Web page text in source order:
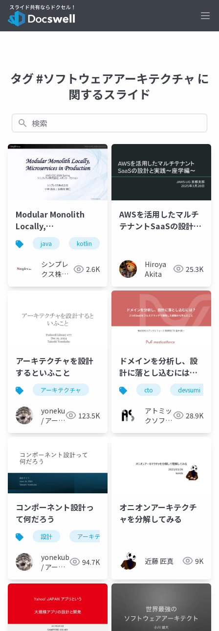
タグ #ソフトウェアアーキテクチャ に
関するスライド
検索
Modular Monolith
Locally,
Microservices in
Production
java kotlin
シンプレ
クス株式
2.6K
AWSを活用したマルチ
テナントSaaSの設計と
Hiroya
Akita
25.3K
アーキテクチャを設計
するといふこと
アーキテクチャ
yonekubo
/ アーキ
123.5K
ドメインを分析し、設
計に落とし込むには？
2つのSaaSをフルスク
ラッチで開発した経験
から学んだこと
#devsumi2024
cto devsumi
アトミッ
クソフト
28.9K
コンポーネント設計っ
て何だろう
設計 アーキテクチャ
yonekubo
/ アーキ
教科書
94.7K
オニオンアーキテクチ
ャを分解してみる
近藤 匠真 9K